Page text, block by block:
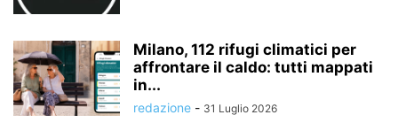
Milano, 112 rifugi climatici per
affrontare il caldo: tutti mappati
in...
redazione - 31 Luglio 2026